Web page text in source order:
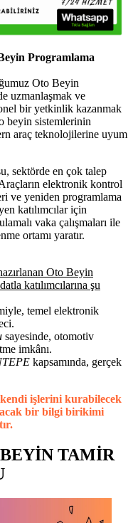
Programlama
Oto Beyin
uzmanlaşmak ve
bir yetkinlik kazanmak
beyin sistemlerinin
araç teknolojilerine uyum
sektörde en çok talep
elektronik kontrol
ve yeniden programlama
katılımcılar için
vaka çalışmaları ile
ortamı yaratır.
Oto Beyin
katılımcılarına şu
temel elektronik
sayesinde, otomotiv
imkânı.
kapsamında, gerçek
kendi işlerini kurabilecek
bir bilgi birikimi
TAMİR